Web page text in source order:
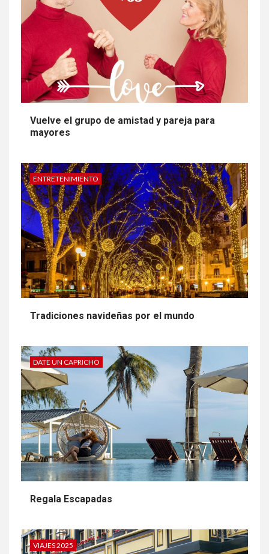
Vuelve el grupo de amistad y pareja para
mayores
ENTRETENIMIENTO
Tradiciones navideñas por el mundo
DATE UN CAPRICHO
Regala Escapadas
VIAJES 2025